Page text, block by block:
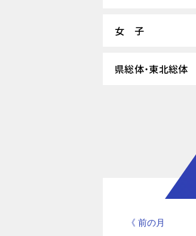
女 子
県総体・東北総体
《 前の月